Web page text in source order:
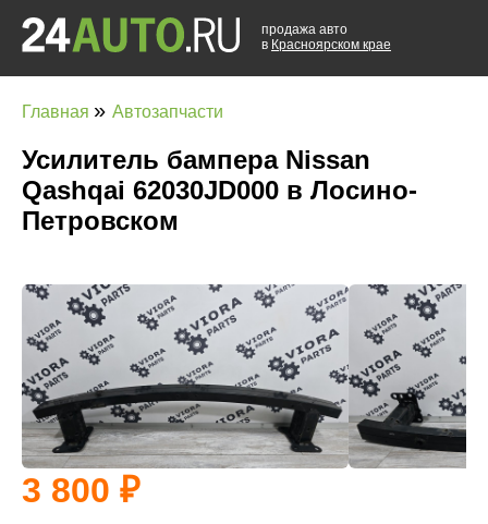
продажа авто
в Красноярском крае
Главная » Автозапчасти
Усилитель бампера Nissan
Qashqai 62030JD000 в Лосино-
Петровском
3 800